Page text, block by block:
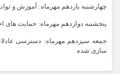
چهارشنبه یازدهم مهرماه: آموزش و
پنجشنبه دوازدهم مهرماه: حمایت های
جمعه سیزدهم مهرماه: دسترسی
سازی شده